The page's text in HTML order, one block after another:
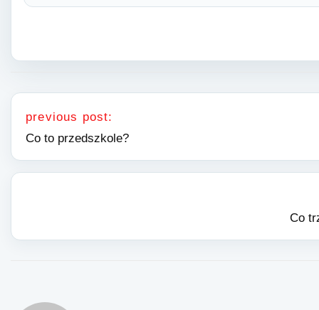
Nawigacja wpisu
previous post:
Co to przedszkole?
Co